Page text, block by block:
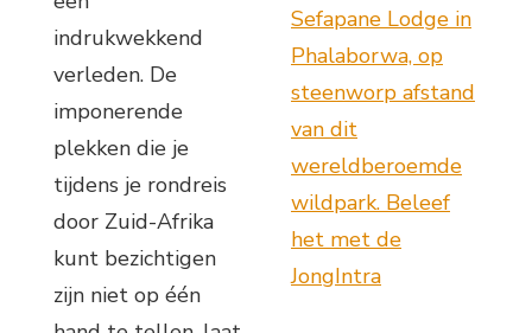
indrukwekkend
verleden. De
imponerende
plekken die je
tijdens je rondreis
door Zuid-Afrika
kunt bezichtigen
zijn niet op één
Sefapane Lodge in
Phalaborwa, op
steenworp afstand
van dit
wereldberoemde
wildpark. Beleef
het met de
JongIntra